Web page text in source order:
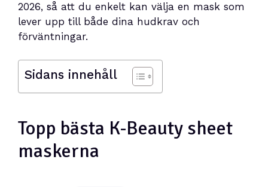
2026, så att du enkelt kan välja en mask som
lever upp till både dina hudkrav och
förväntningar.
Sidans innehåll
Topp bästa K-Beauty sheet
maskerna